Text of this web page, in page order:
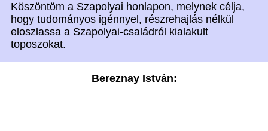
Köszöntöm a Szapolyai honlapon, melynek célja,
hogy tudományos igénnyel, részrehajlás nélkül
eloszlassa a Szapolyai-családról kialakult
toposzokat.
Bereznay István: